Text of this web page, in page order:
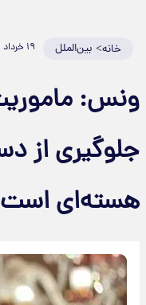
خانه> بین‌الملل ۱۹ خرداد ۱۴۰۵
ونس:
جلوگیری از
هسته‌ای است